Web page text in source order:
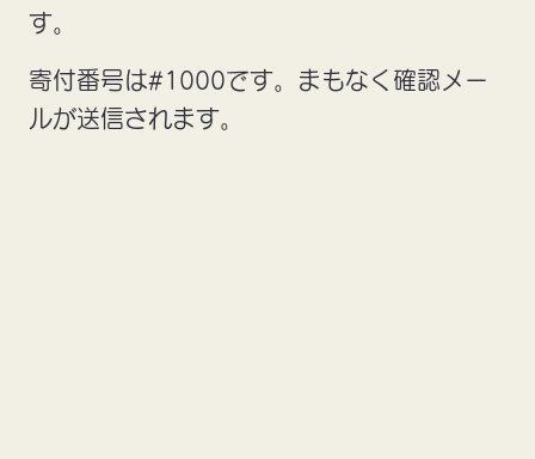
す。
寄付番号は#1000です。まもなく確認メー
ルが送信されます。